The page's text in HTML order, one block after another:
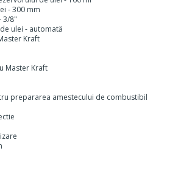
- 300 mm
3/8"
ulei - automată
Kraft
Master Kraft
prepararea amestecului de combustibil